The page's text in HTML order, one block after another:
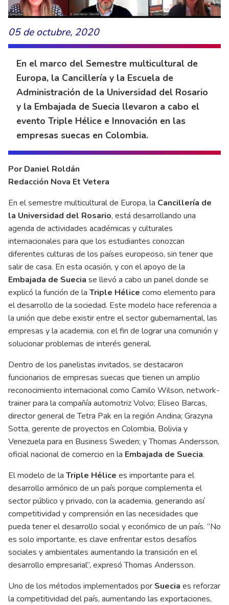
05 de octubre, 2020
En el marco del Semestre multicultural de
Europa, la Cancillería y la Escuela de
Administración de la Universidad del Rosario
y la Embajada de Suecia llevaron a cabo el
evento Triple Hélice e Innovación en las
empresas suecas en Colombia.
Por Daniel Roldán
Redacción Nova Et Vetera
En el semestre multicultural de Europa, la Cancillería de
la Universidad del Rosario, está desarrollando una
agenda de actividades académicas y culturales
internacionales para que los estudiantes conozcan
diferentes culturas de los países europeoso, sin tener que
salir de casa. En esta ocasión, y con el apoyo de la
Embajada de Suecia se llevó a cabo un panel donde se
explicó la función de la Triple Hélice como elemento para
el desarrollo de la sociedad. Este modelo hace referencia a
la unión que debe existir entre el sector gubernamental, las
empresas y la academia, con el fin de lograr una comunión y
solucionar problemas de interés general.
Dentro de los panelistas invitados, se destacaron
funcionarios de empresas suecas que tienen un amplio
reconocimiento internacional como Camilo Wilson, network-
trainer para la compañía automotriz Volvo; Eliseo Barcas,
director general de Tetra Pak en la región Andina; Grazyna
Sotta, gerente de proyectos en Colombia, Bolivia y
Venezuela para en Business Sweden; y Thomas Andersson,
oficial nacional de comercio en la Embajada de Suecia.
El modelo de la Triple Hélice es importante para el
desarrollo armónico de un país porque complementa el
sector público y privado, con la academia, generando así
competitividad y comprensión en las necesidades que
pueda tener el desarrollo social y económico de un país. “No
es solo importante, es clave enfrentar estos desafíos
sociales y ambientales aumentando la transición en el
desarrollo empresarial”, expresó Thomas Andersson.
Uno de los métodos implementados por Suecia es reforzar
la competitividad del país, aumentando las exportaciones,